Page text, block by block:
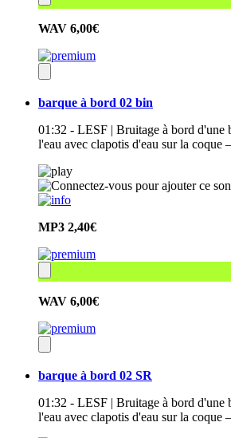
WAV 6,00€
barque à bord 02 bin
01:32 - LESF | Bruitage à bord d'une
l'eau avec clapotis d'eau sur la coque
MP3 2,40€
WAV 6,00€
barque à bord 02 SR
01:32 - LESF | Bruitage à bord d'une
l'eau avec clapotis d'eau sur la coque